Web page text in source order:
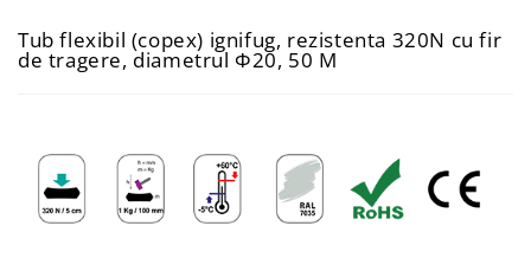
Tub flexibil (copex) ignifug, rezistenta 320N cu fir
de tragere, diametrul Φ20, 50 M